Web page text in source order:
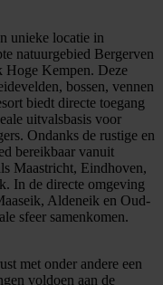
unieke locatie in
natuurgebied Bergerven
Hoge Kempen. Deze
bossen, vennen
biedt directe toegang
uitvalsbasis voor
Ondanks de rustige en
bereikbaar vanuit
Maastricht, Eindhoven,
In de directe omgeving
Aldeneik en Oud-
sfeer samenkomen.
met onder andere een
voldoen aan de